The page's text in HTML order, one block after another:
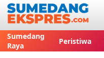
Sumedang
Raya
Peristiwa